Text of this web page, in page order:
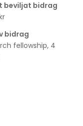
beviljat bidrag
bidrag
fellowship, 4